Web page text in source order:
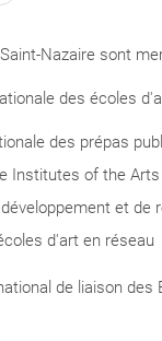
Nazaire sont
des écoles
des prépas
Institutes of the Arts
et de
d'art en réseau
de liaison des